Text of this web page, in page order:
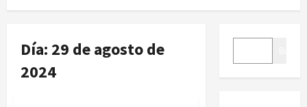
Día: 29 de agosto de
2024